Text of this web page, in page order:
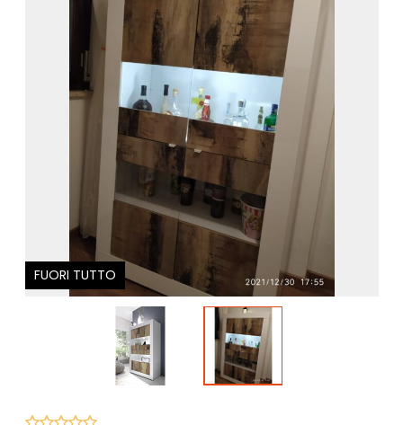
FUORI TUTTO